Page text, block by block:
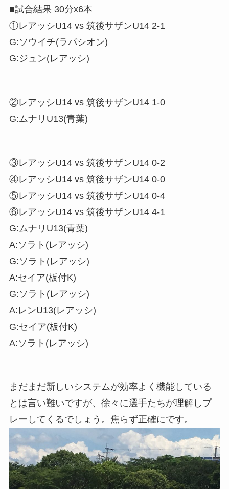
■試合結果 30分x6本
①レアッシU14 vs 筑後サザンU14 2-1
G:ソウイチ(ラパシオン)
G:ジュン(レアッシ)
②レアッシU14 vs 筑後サザンU14 1-0
G:ムナリU13(青葉)
③レアッシU14 vs 筑後サザンU14 0-2
④レアッシU14 vs 筑後サザンU14 0-0
⑤レアッシU14 vs 筑後サザンU14 0-4
⑥レアッシU14 vs 筑後サザンU14 4-1
G:ムナリU13(青葉)
A:ソラト(レアッシ)
G:ソラト(レアッシ)
A:セイア(板付K)
G:ソラト(レアッシ)
A:レンU13(レアッシ)
G:セイア(板付K)
A:ソラト(レアッシ)
まだまだ新しいシステムが効率よく機能している
とは言い難いですが、徐々に選手たちが理解しプ
レーしてくるでしょう。焦らず正確にです。